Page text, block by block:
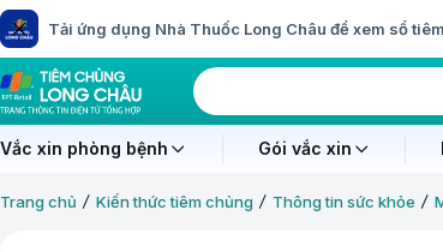
Tải ứng dụng Nhà Thuốc Long Châu để xem sổ
Vắc xin phòng bệnh Gói vắc xin
Trang chủ Kiến thức tiêm chủng Thông tin sức khỏe